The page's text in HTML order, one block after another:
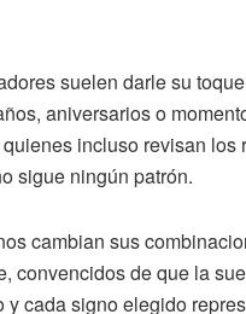
suelen darle su
aniversarios o
incluso revisan los
sigue ningún patrón.
cambian sus
convencidos de que la
cada signo elegido